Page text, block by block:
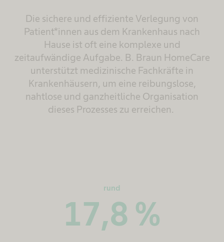
Die sichere und effiziente Verlegung von
Patient*innen aus dem Krankenhaus nach
Hause ist oft eine komplexe und
zeitaufwändige Aufgabe. B. Braun HomeCare
unterstützt medizinische Fachkräfte in
Krankenhäusern, um eine reibungslose,
nahtlose und ganzheitliche Organisation
dieses Prozesses zu erreichen.
rund
17,8 %